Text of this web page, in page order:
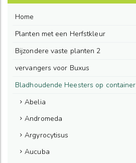
Home
Planten met een Herfstkleur
Bijzondere vaste planten 2
vervangers voor Buxus
Bladhoudende Heesters op container
Abelia
Andromeda
Argyrocytisus
Aucuba